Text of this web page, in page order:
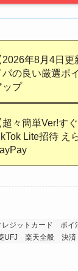
2026年8月4日
パの良い厳選ポ
ップ
超々簡単Ver!す
Lite招待 え
レジットカード
ポイ
UFJ 楽天全般 決済